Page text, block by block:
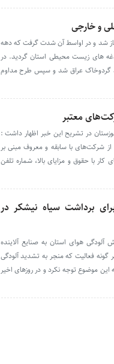
و خارجی
دهه ۸۰ در خوزستان آغاز شد و در اواسط آن شدت گرفت که دهه
های زیست محیطی استان گردید. در
گردوخاک عراق شد و سپس طرح مداوم
معتبر
در تشریح این خبر اظهار داشت :
از شرکت‌های با سابقه و معروف مبنی بر
کار با حقوق و مزایای بالا، شماره تلفن
برداشت سیاه نیشکر در
هوای استان به صنایع آلاینده
گونه فعالیت که منجر به تشدید آلودگی
موضوع توجه نکرد و در روزهای اخیر